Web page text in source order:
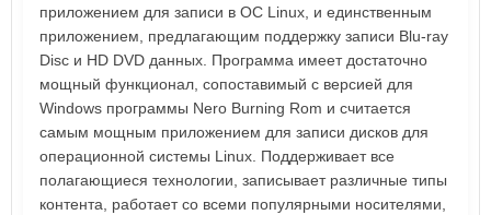
приложением для записи в ОС Linux, и единственным
приложением, предлагающим поддержку записи Blu-ray
Disc и HD DVD данных. Программа имеет достаточно
мощный функционал, сопоставимый с версией для
Windows программы Nero Burning Rom и считается
самым мощным приложением для записи дисков для
операционной системы Linux. Поддерживает все
полагающиеся технологии, записывает различные типы
контента, работает со всеми популярными носителями,